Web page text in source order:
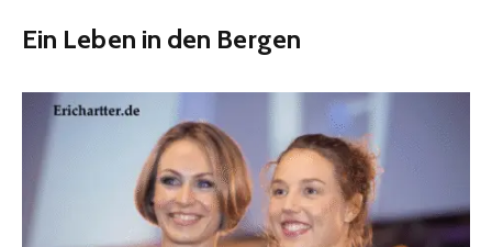
Ein Leben in den Bergen